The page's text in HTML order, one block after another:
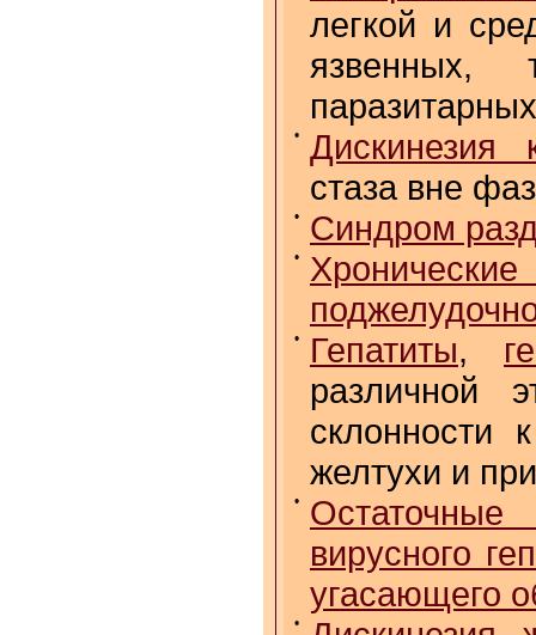
легкой и
язвенных,
•
Дискинезия
стаза вне
• Синдром
•
• Гепатиты,
различной
склонности
желтухи и
•
вирусного
угасающего
•